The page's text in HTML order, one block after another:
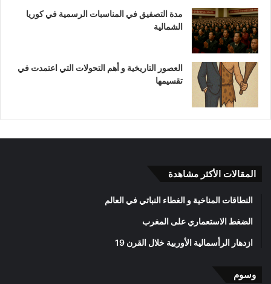
مدة التصفيق في المناسبات الرسمية في كوريا
الشمالية
العصور التاريخية و أهم التحولات التي اعتمدت في
تقسيمها
المقالات الأكثر مشاهدة
النطاقات المناخية و الغطاء النباتي في العالم
الضغط الاستعماري على المغرب
ازدهار الرأسمالية الأوربية خلال القرن 19
وسوم